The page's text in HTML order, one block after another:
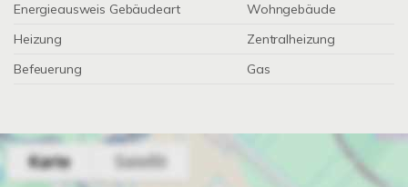
Energieausweis Gebäudeart
Wohngebäude
Heizung
Zentralheizung
Befeuerung
Gas